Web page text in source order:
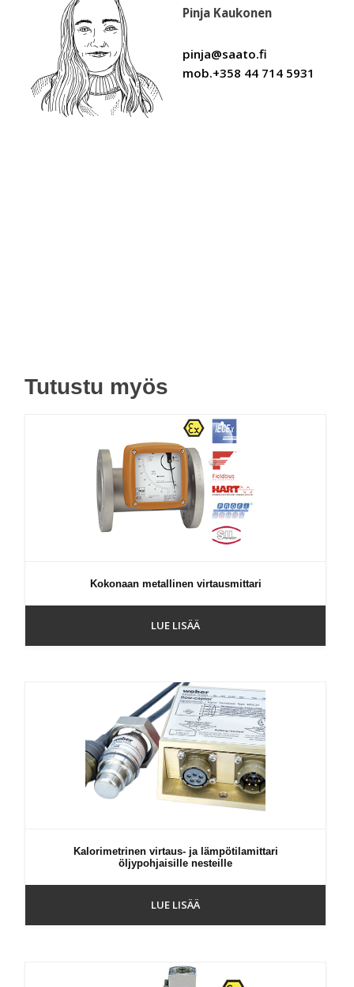
Pinja Kaukonen
pinja@saato.fi
mob.+358 44 714 5931
Tutustu myös
Kokonaan metallinen virtausmittari
LUE LISÄÄ
Kalorimetrinen virtaus- ja lämpötilamittari
öljypohjaisille nesteille
LUE LISÄÄ